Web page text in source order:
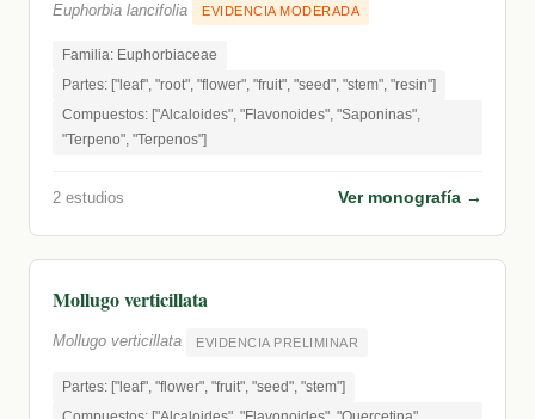
Euphorbia lancifolia EVIDENCIA MODERADA
Familia: Euphorbiaceae
Partes: ["leaf", "root", "flower", "fruit", "seed", "stem", "resin"]
Compuestos: ["Alcaloides", "Flavonoides", "Saponinas",
"Terpeno", "Terpenos"]
2 estudios Ver monografía →
Mollugo verticillata
Mollugo verticillata EVIDENCIA PRELIMINAR
Partes: ["leaf", "flower", "fruit", "seed", "stem"]